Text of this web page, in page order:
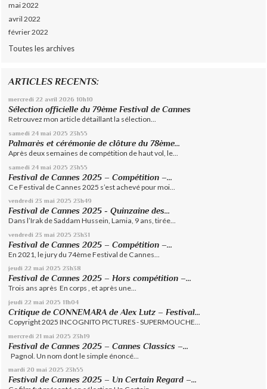
mai 2022
avril 2022
février 2022
Toutes les archives
ARTICLES RECENTS:
mercredi 22 avril 2026 10h10
Sélection officielle du 79ème Festival de Cannes
Retrouvez mon article détaillant la sélection...
samedi 24 mai 2025 23h55
Palmarès et cérémonie de clôture du 78ème...
Après deux semaines de compétition de haut vol, le...
samedi 24 mai 2025 23h55
Festival de Cannes 2025 – Compétition –...
Ce Festival de Cannes 2025 s’est achevé pour moi...
vendredi 23 mai 2025 23h49
Festival de Cannes 2025 - Quinzaine des...
Dans l’Irak de Saddam Hussein, Lamia, 9 ans, tirée...
vendredi 23 mai 2025 23h31
Festival de Cannes 2025 – Compétition –...
En 2021, le jury du 74ème Festival de Cannes...
jeudi 22 mai 2025 23h38
Festival de Cannes 2025 – Hors compétition –...
Trois ans après En corps , et après une...
jeudi 22 mai 2025 11h04
Critique de CONNEMARA de Alex Lutz – Festival...
Copyright 2025 INCOGNITO PICTURES - SUPERMOUCHE...
mercredi 21 mai 2025 23h19
Festival de Cannes 2025 – Cannes Classics –...
Pagnol. Un nom dont le simple énoncé...
mardi 20 mai 2025 23h55
Festival de Cannes 2025 – Un Certain Regard –...